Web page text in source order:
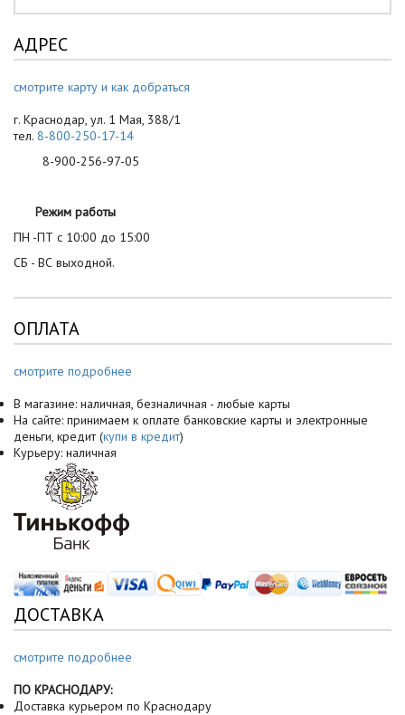
АДРЕС
смотрите карту и как добраться
г. Краснодар, ул. 1 Мая, 388/1
тел. 8-800-250-17-14
8-900-256-97-05
Режим работы
ПН -ПТ с 10:00 до 15:00
СБ - ВС выходной.
ОПЛАТА
смотрите подробнее
В магазине: наличная, безналичная - любые карты
На сайте: принимаем к оплате банковские карты и электронные
деньги, кредит (купи в кредит)
Курьеру: наличная
ДОСТАВКА
смотрите подробнее
ПО КРАСНОДАРУ:
Доставка курьером по Краснодару